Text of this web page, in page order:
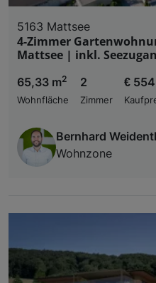
5163 Mattsee
4-Zimmer
Mattsee | inkl.
65,33 m2
Wohnfläche
2
Zimmer
€
Bernhard
Wohnzone